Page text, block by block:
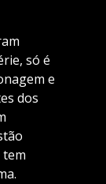
só é
e
dos